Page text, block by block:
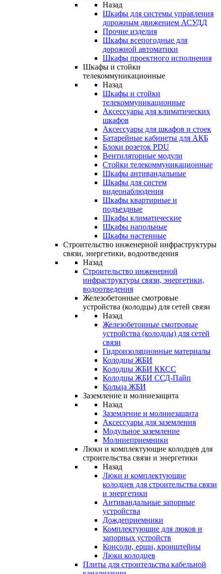
Назад
Шкафы для системы управления
дорожным движением АСУДД
Прочие изделия
Шкафы всепогодные для
дорожной автоматики
Шкафы проектного исполнения
Шкафы и стойки
телекоммуникационные
Назад
Шкафы и стойки
телекоммуникационные
Аксессуары для климатических
шкафов
Аксессуары для шкафов и стоек
Батарейные кабинеты для АКБ
Блоки розеток PDU
Вентиляторные модули
Стойки телекоммуникационные
Шкафы антивандальные
Шкафы для систем
видеонаблюдения
Шкафы квартирные и
подъездные
Шкафы климатические
Шкафы напольные
Шкафы настенные
Строительство инженерной инфраструктуры
связи, энергетики, водоотведения
Назад
Строительство инженерной
инфраструктуры связи, энергетики,
водоотведения
Железобетонные смотровые
устройства (колодцы) для сетей связи
Назад
Железобетонные смотровые
устройства (колодцы) для сетей
связи
Гидроизоляционные материалы
Колодцы ЖБИ
Колодцы ЖБИ ККСС
Колодцы ЖБИ ССД-Пайп
Кольца ЖБИ
Заземление и молниезащита
Назад
Заземление и молниезащита
Аксессуары для заземления
Модульное заземление
Молниеприемники
Люки и комплектующие колодцев для
строительства связи и энергетики
Назад
Люки и комплектующие
колодцев для строительства связи
и энергетики
Антивандальные запорные
устройства
Дождеприемники
Комплектующие для люков и
запорных устройств
Консоли, ерши, кронштейны
Люки колодцев
Плиты для строительства кабельной